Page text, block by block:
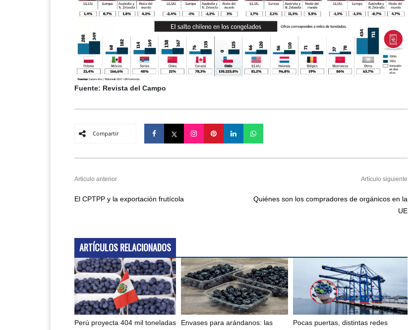
Fuente: Revista del Campo
Compartir
Articulo anterior
El CPTPP y la exportación frutícola
Artículo siguiente
Quiénes son los compradores de orgánicos en la
UE
ARTÍCULOS RELACIONADOS
Perú proyecta 404 mil toneladas
Envases para arándanos: las
Pocas puertas, distintas redes